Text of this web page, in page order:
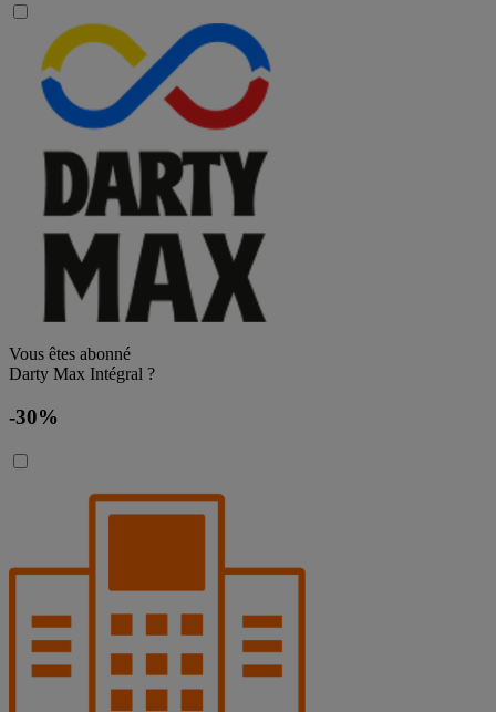
Vous êtes abonné
Darty Max Intégral ?
-30%